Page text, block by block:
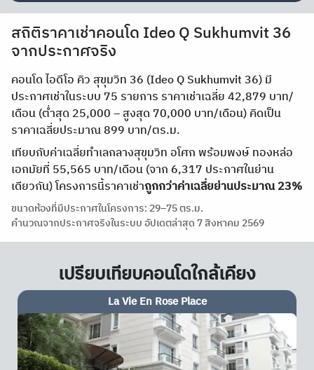
สถิติราคาเช่าคอนโด Ideo Q Sukhumvit 36
จากประกาศจริง
คอนโด ไอดีโอ คิว สุขุมวิท 36 (Ideo Q Sukhumvit 36) มี
ประกาศเช่าในระบบ 75 รายการ ราคาเช่าเฉลี่ย 42,879 บาท/
เดือน (ต่ำสุด 25,000 – สูงสุด 70,000 บาท/เดือน) คิดเป็น
ราคาเฉลี่ยประมาณ 899 บาท/ตร.ม.
เทียบกับค่าเฉลี่ยทำเลกลางสุขุมวิท อโศก พร้อมพงษ์ ทองหล่อ
เอกมัยที่ 55,565 บาท/เดือน (จาก 6,317 ประกาศในย่าน
เดียวกัน) โครงการนี้ราคาเช่าถูกกว่าค่าเฉลี่ยย่านประมาณ 23%
ขนาดห้องที่มีประกาศในโครงการ: 29–75 ตร.ม.
คำนวณจากประกาศจริงในระบบ อัปเดตล่าสุด 7 สิงหาคม 2569
เปรียบเทียบคอนโดใกล้เคียง
Plus 38 Hip